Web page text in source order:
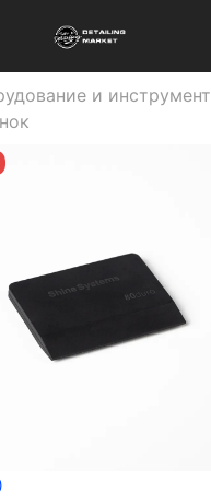
и инструмент